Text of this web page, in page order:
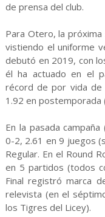
de prensa del club.
Para Otero, la
vistiendo el uniforme
debutó en 2019, con
él ha actuado en el
récord de por vida de
1.92 en postemporada
En la pasada
0-2, 2.61 en 9 juegos
Regular. En el Round
en 5 partidos (todos
Final registró marca
relevista (en el
los Tigres del Licey).